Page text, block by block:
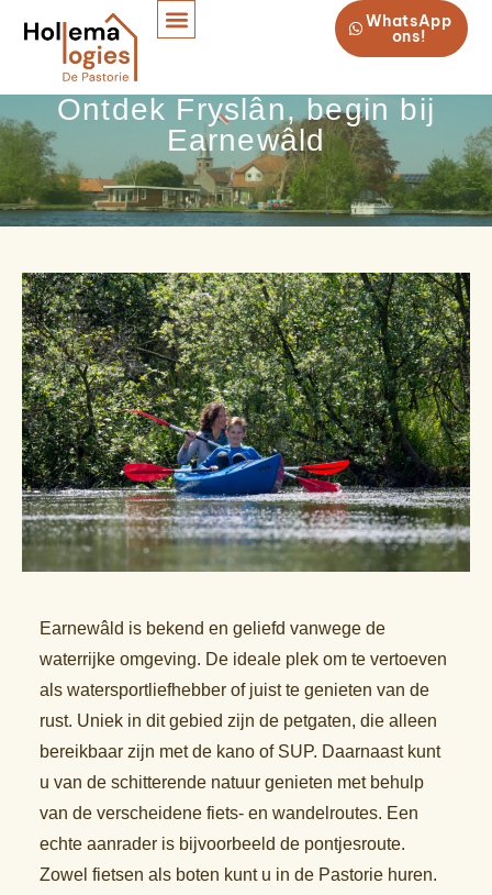
WhatsApp
ons!
Ontdek Fryslân, begin bij
Earnewâld
Earnewâld is bekend en geliefd vanwege de
waterrijke omgeving. De ideale plek om te vertoeven
als watersportliefhebber of juist te genieten van de
rust. Uniek in dit gebied zijn de petgaten, die alleen
bereikbaar zijn met de kano of SUP. Daarnaast kunt
u van de schitterende natuur genieten met behulp
van de verscheidene fiets- en wandelroutes. Een
echte aanrader is bijvoorbeeld de pontjesroute.
Zowel fietsen als boten kunt u in de Pastorie huren.